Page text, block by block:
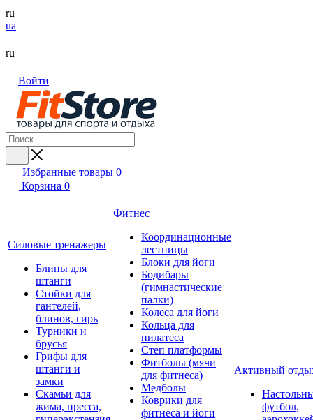
ru
ua
ru
Войти
Избранные товары 0
Корзина 0
Силовые тренажеры
Блины для
штанги
Стойки для
гантелей,
блинов, гирь
Турники и
брусья
Грифы для
штанги и
замки
Скамьи для
жима, пресса,
Фитнес
Координационные
лестницы
Блоки для йоги
Бодибары
(гимнастические
палки)
Колеса для йоги
Кольца для
пилатеса
Степ платформы
Фитболы (мячи
для фитнеса)
Медболы
Коврики для
фитнеса и йоги
Активный
футбол,